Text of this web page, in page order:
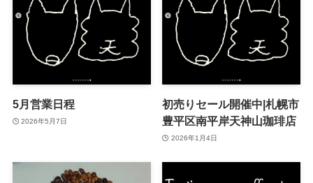
5月営業日程
2026年5月7日
初売りセール開催中|札幌市
豊平区南平岸天神山珈琲店
2026年1月4日